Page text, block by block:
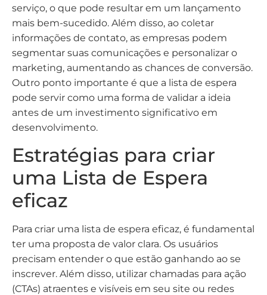
serviço, o que pode resultar em um lançamento
mais bem-sucedido. Além disso, ao coletar
informações de contato, as empresas podem
segmentar suas comunicações e personalizar o
marketing, aumentando as chances de conversão.
Outro ponto importante é que a lista de espera
pode servir como uma forma de validar a ideia
antes de um investimento significativo em
desenvolvimento.
Estratégias para criar
uma Lista de Espera
eficaz
Para criar uma lista de espera eficaz, é fundamental
ter uma proposta de valor clara. Os usuários
precisam entender o que estão ganhando ao se
inscrever. Além disso, utilizar chamadas para ação
(CTAs) atraentes e visíveis em seu site ou redes